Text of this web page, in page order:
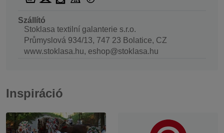
Szállító
Stoklasa textilní galanterie s.r.o.
Průmyslová 934/13, 747 23 Bolatice, CZ
www.stoklasa.hu, eshop@stoklasa.hu
Inspiráció